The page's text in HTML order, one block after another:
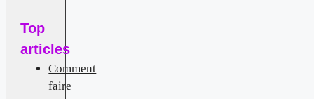
Top
articles
Comment
faire